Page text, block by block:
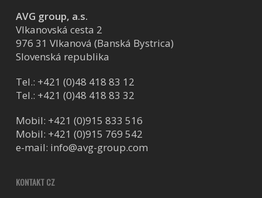
AVG group, a.s.
Vlkanovská cesta 2
976 31 Vlkanová (Banská Bystrica)
Slovenská republika
Tel.: +421 (0)48 418 83 12
Tel.: +421 (0)48 418 83 32
Mobil: +421 (0)915 833 516
Mobil: +421 (0)915 769 542
e-mail: info@avg-group.com
KONTAKT CZ